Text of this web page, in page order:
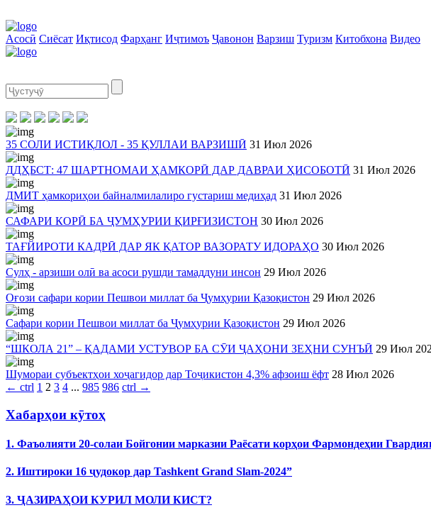
Асосӣ Сиёсат Иқтисод Фарҳанг Иҷтимоъ Ҷавонон Варзиш Туризм Китобхона Видео
35 СОЛИ ИСТИҚЛОЛ - 35 ҚУЛЛАИ ВАРЗИШӢ 31 Июл 2026
ДДҲБСТ: 47 ШАРТНОМАИ ҲАМКОРӢ ДАР ДАВРАИ ҲИСОБОТӢ 31 Июл 2026
ДМИТ ҳамкориҳои байналмилалиро густариш медиҳад 31 Июл 2026
САФАРИ КОРӢ БА ҶУМҲУРИИ ҚИРҒИЗИСТОН 30 Июл 2026
ТАҒЙИРОТИ КАДРӢ ДАР ЯК ҚАТОР ВАЗОРАТУ ИДОРАҲО 30 Июл 2026
Сулҳ - арзиши олӣ ва асоси рушди тамаддуни инсон 29 Июл 2026
Оғози сафари кории Пешвои миллат ба Ҷумҳурии Қазоқистон 29 Июл 2026
Сафари кории Пешвои миллат ба Ҷумҳурии Қазоқистон 29 Июл 2026
“ШКОЛА 21” – ҚАДАМИ УСТУВОР БА СӮИ ҶАҲОНИ ЗЕҲНИ СУНЪӢ 29 Июл
Шумораи субъектҳои хоҷагидор дар Тоҷикистон 4,3% афзоиш ёфт 28 Июл 2026
← ctrl 1 2 3 4 ... 985 986 ctrl →
Хабарҳои кӯтоҳ
1. Фаъолияти 20-солаи Бойгонии марказии Раёсати корҳои Фармондеҳии
2. Иштироки 16 ҷудокор дар Tashkent Grand Slam-2024”
3. ҶАЗИРАҲОИ КУРИЛ МОЛИ КИСТ?